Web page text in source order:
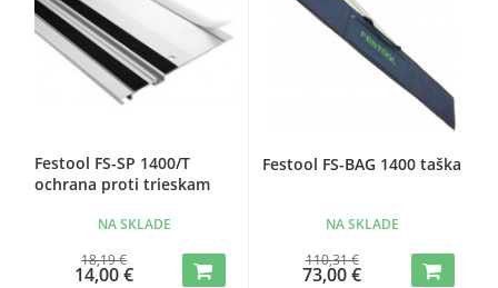
Festool FS-SP 1400/T
ochrana proti trieskam
NA SKLADE
18,19 €
14,00 €
Festool FS-BAG 1400 taška
NA SKLADE
110,31 €
73,00 €